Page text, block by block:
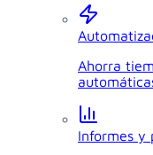
Ahorra
Informes y